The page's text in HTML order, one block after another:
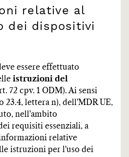
relative al
dei dispositivi
essere effettuato
istruzioni del
72 cpv. 1 ODM). Ai sensi
23.4, lettera n), dell'MDR UE,
nell'ambito
requisiti essenziali, a
relative
istruzioni per l'uso dei